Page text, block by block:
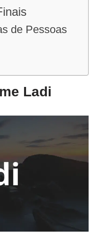
de Pessoas
Ladi